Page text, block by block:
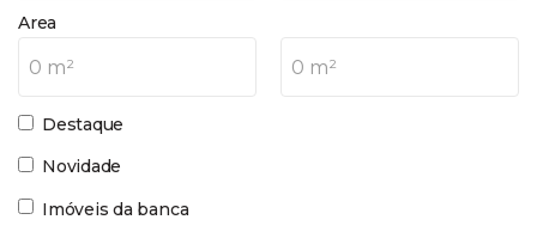
Area
0 m² 0 m²
Destaque
Novidade
Imóveis da banca